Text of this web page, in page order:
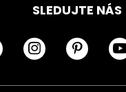
SLEDUJTE NÁS